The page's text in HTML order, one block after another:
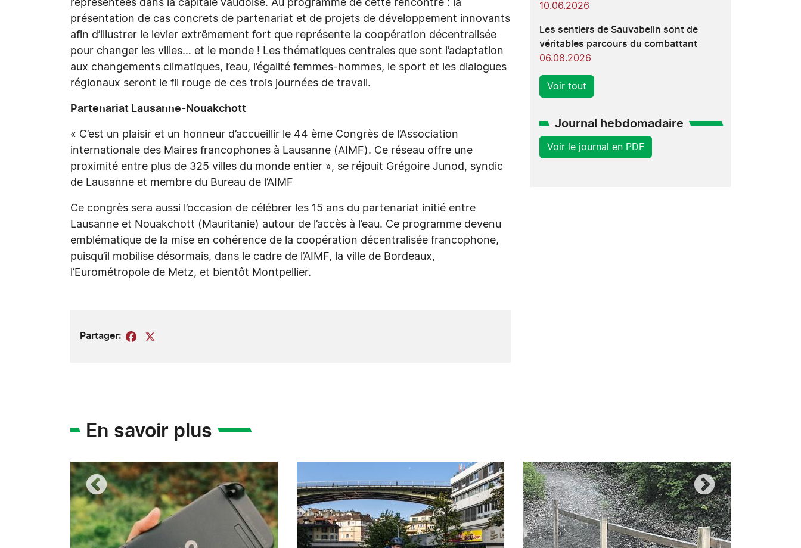
représentées dans la capitale vaudoise. Au programme de cette rencontre : la
présentation de cas concrets de partenariat et de projets de développement innovants
afin d’illustrer le levier extrêmement fort que représente la coopération décentralisée
pour changer les villes… et le monde ! Les thématiques centrales que sont l’adaptation
aux changements climatiques, l’eau, l’égalité femmes-hommes, le sport et les dialogues
régionaux seront le fil rouge de ces trois journées de travail.
Partenariat Lausanne-Nouakchott
« C’est un plaisir et un honneur d’accueillir le 44 ème Congrès de l’Association
internationale des Maires francophones à Lausanne (AIMF). Ce réseau offre une
proximité entre plus de 325 villes du monde entier », se réjouit Grégoire Junod, syndic
de Lausanne et membre du Bureau de l’AIMF
Ce congrès sera aussi l’occasion de célébrer les 15 ans du partenariat initié entre
Lausanne et Nouakchott (Mauritanie) autour de l’accès à l’eau. Ce programme devenu
emblématique de la mise en cohérence de la coopération décentralisée francophone,
puisqu’il mobilise désormais, dans le cadre de l’AIMF, la ville de Bordeaux,
l’Eurométropole de Metz, et bientôt Montpellier.
Partager: Facebook
10.06.2026
Les sentiers de Sauvabelin sont de
véritables parcours du combattant
06.08.2026
Voir tout
Journal hebdomadaire
Voir le journal en PDF
En savoir plus